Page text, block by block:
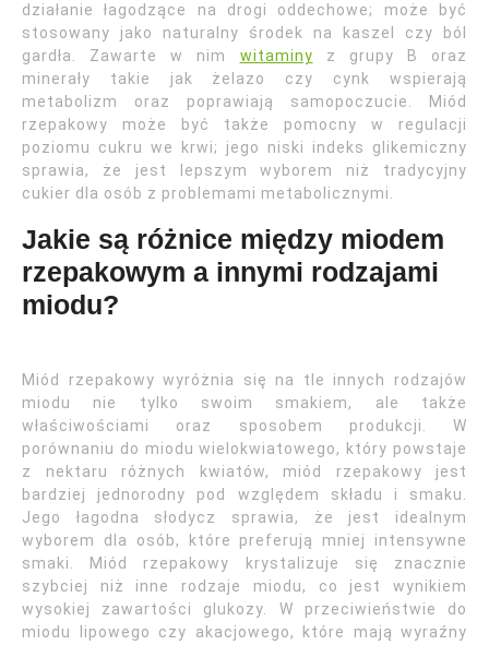
działanie łagodzące na drogi oddechowe; może być
stosowany jako naturalny środek na kaszel czy ból
gardła. Zawarte w nim witaminy z grupy B oraz
minerały takie jak żelazo czy cynk wspierają
metabolizm oraz poprawiają samopoczucie. Miód
rzepakowy może być także pomocny w regulacji
poziomu cukru we krwi; jego niski indeks glikemiczny
sprawia, że jest lepszym wyborem niż tradycyjny
cukier dla osób z problemami metabolicznymi.
Jakie są różnice między miodem
rzepakowym a innymi rodzajami
miodu?
Miód rzepakowy wyróżnia się na tle innych rodzajów
miodu nie tylko swoim smakiem, ale także
właściwościami oraz sposobem produkcji. W
porównaniu do miodu wielokwiatowego, który powstaje
z nektaru różnych kwiatów, miód rzepakowy jest
bardziej jednorodny pod względem składu i smaku.
Jego łagodna słodycz sprawia, że jest idealnym
wyborem dla osób, które preferują mniej intensywne
smaki. Miód rzepakowy krystalizuje się znacznie
szybciej niż inne rodzaje miodu, co jest wynikiem
wysokiej zawartości glukozy. W przeciwieństwie do
miodu lipowego czy akacjowego, które mają wyraźny